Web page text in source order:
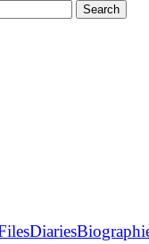
Diaries